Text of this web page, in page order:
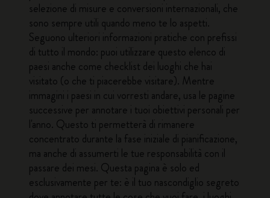
selezione di misure e conversioni internazionali, che
sono sempre utili quando meno te lo aspetti.
Seguono ulteriori informazioni pratiche con prefissi
di tutto il mondo: puoi utilizzare questo elenco di
paesi anche come checklist dei luoghi che hai
visitato (o che ti piacerebbe visitare). Mentre
immagini i paesi in cui vorresti andare, usa le pagine
successive per annotare i tuoi obiettivi personali per
l'anno. Questo ti permetterà di rimanere
concentrato durante la fase iniziale di pianificazione,
ma anche di assumerti le tue responsabilità con il
passare dei mesi. Questa pagina è solo ed
esclusivamente per te: è il tuo nascondiglio segreto